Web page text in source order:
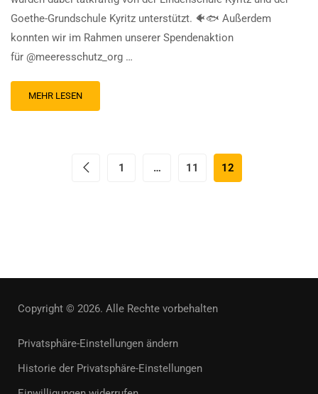
Goethe-Grundschule Kyritz unterstützt. 🐠🐟 Außerdem
konnten wir im Rahmen unserer Spendenaktion
für @meeresschutz_org …
MEHR LESEN
1 … 11 12
Copyright © 2026. Alle Rechte vorbehalten
Privatsphäre-Einstellungen ändern
Historie der Privatsphäre-Einstellungen